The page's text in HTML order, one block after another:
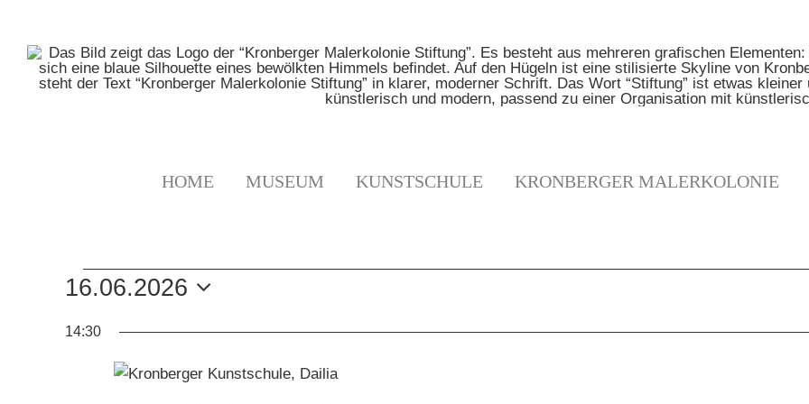
springen
HOME MUSEUM KUNSTSCHULE KRONBERGER MALERKOLONIE
VERANSTALTUNGEN
FÜR
16.06.2026
wählen.
14:30